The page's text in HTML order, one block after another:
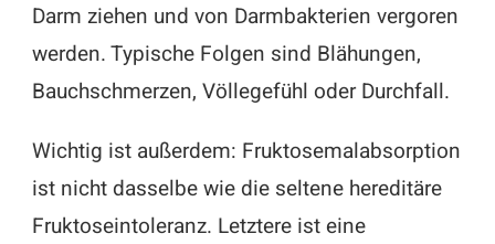
Darm ziehen und von Darmbakterien vergoren
werden. Typische Folgen sind Blähungen,
Bauchschmerzen, Völlegefühl oder Durchfall.
Wichtig ist außerdem: Fruktosemalabsorption
ist nicht dasselbe wie die seltene hereditäre
Fruktoseintoleranz. Letztere ist eine